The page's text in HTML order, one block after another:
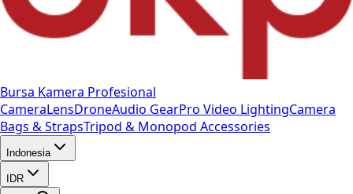
Bursa Kamera Profesional
CameraLensDroneAudio GearPro Video LightingCamera
Bags & StrapsTripod & Monopod Accessories
Indonesia
IDR